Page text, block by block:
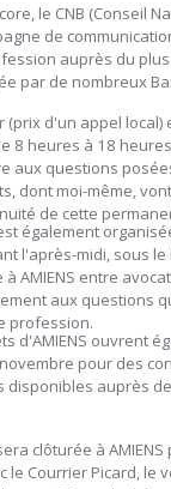
le CNB (Conseil
de
auprès du
par de nombreux
(prix d'un appel local)
8 heures à 18
aux questions
dont moi-même,
de cette
également
l'après-midi, sous
à AMIENS entre
aux questions
profession.
d'AMIENS ouvrent
pour des
disponibles auprès
clôturée à
le Courrier Picard, le